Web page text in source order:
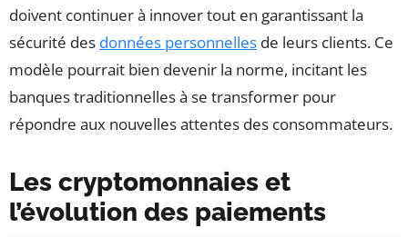
doivent continuer à innover tout en garantissant la
sécurité des données personnelles de leurs clients. Ce
modèle pourrait bien devenir la norme, incitant les
banques traditionnelles à se transformer pour
répondre aux nouvelles attentes des consommateurs.
Les cryptomonnaies et
l’évolution des paiements